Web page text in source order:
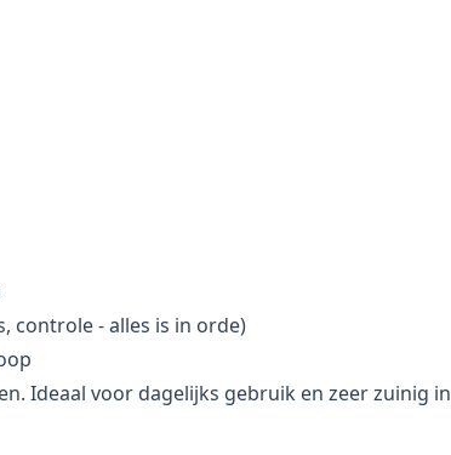
controle - alles is in orde)
Ideaal voor dagelijks gebruik en zeer zuinig in